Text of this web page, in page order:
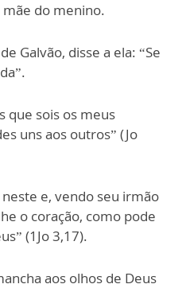
do menino.
Galvão, disse a ela: “Se
que sois os meus
uns aos outros” (Jo
e, vendo seu irmão
o coração, como pode
(1Jo 3,17).
aos olhos de Deus